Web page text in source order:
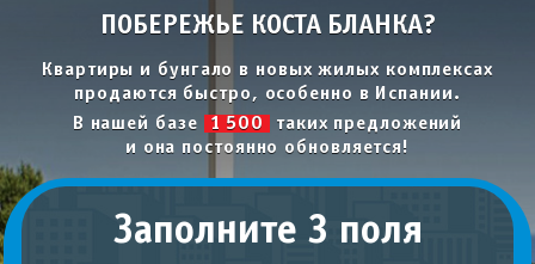
ПОБЕРЕЖЬЕ КОСТА БЛАНКА?
Квартиры и бунгало в новых жилых комплексах
продаются быстро, особенно в Испании.
В нашей базе
1 500
таких предложений
и она постоянно обновляется!
Заполните 3 поля